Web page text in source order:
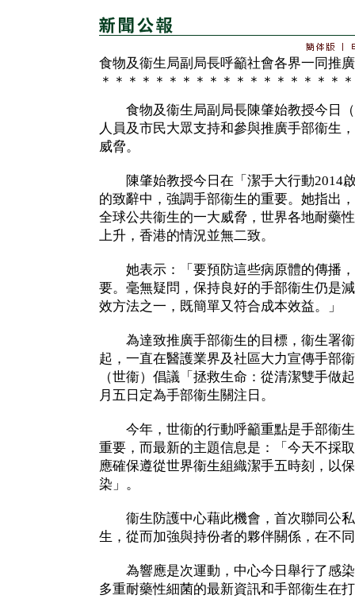
食物及衞生局副局長呼籲社會各界一同推
＊＊＊＊＊＊＊＊＊＊＊＊＊＊＊＊＊＊
食物及衞生局副局長陳肇始教授今日（
人員及市民大眾支持和參與推廣手部衞生
威脅。
陳肇始教授今日在「潔手大行動2014
的致辭中，強調手部衞生的重要。她指出
全球公共衞生的一大威脅，世界各地耐藥
上升，香港的情況並無二致。
她表示：「要預防這些病原體的傳播，
要。毫無疑問，保持良好的手部衞生仍是
效方法之一，既簡單又符合成本效益。」
為達致推廣手部衞生的目標，衞生署衞
起，一直在醫護業界及社區大力宣傳手部
（世衞）倡議「拯救生命：從清潔雙手做
月五日定為手部衞生關注日。
今年，世衞的行動呼籲重點是手部衞生
重要，而最新的主題信息是：「今天不採
應確保遵從世界衞生組織潔手五時刻，以
染」。
衞生防護中心藉此機會，首次聯同公私
生，從而加強與持份者的夥伴關係，在不
為響應是次運動，中心今日舉行了感染
多重耐藥性細菌的最新資訊和手部衞生在